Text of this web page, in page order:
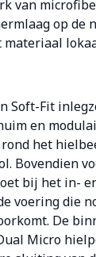
van
op de
Soft-Fit
en
het
Bovendien
bij het in-
voering die
De
Micro